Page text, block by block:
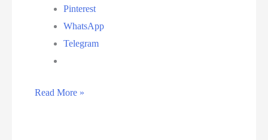
Pinterest
WhatsApp
Telegram
Governadores
Read More »